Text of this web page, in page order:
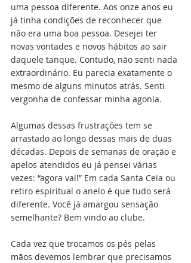
uma pessoa diferente. Aos onze anos eu
já tinha condições de reconhecer que
não era uma boa pessoa. Desejei ter
novas vontades e novos hábitos ao sair
daquele tanque. Contudo, não senti nada
extraordinário. Eu parecia exatamente o
mesmo de alguns minutos atrás. Senti
vergonha de confessar minha agonia.
Algumas dessas frustrações tem se
arrastado ao longo dessas mais de duas
décadas. Depois de semanas de oração e
apelos atendidos eu já pensei várias
vezes: “agora vai!” Em cada Santa Ceia ou
retiro espiritual o anelo é que tudo será
diferente. Você já amargou sensação
semelhante? Bem vindo ao clube.
Cada vez que trocamos os pés pelas
mãos devemos lembrar que precisamos